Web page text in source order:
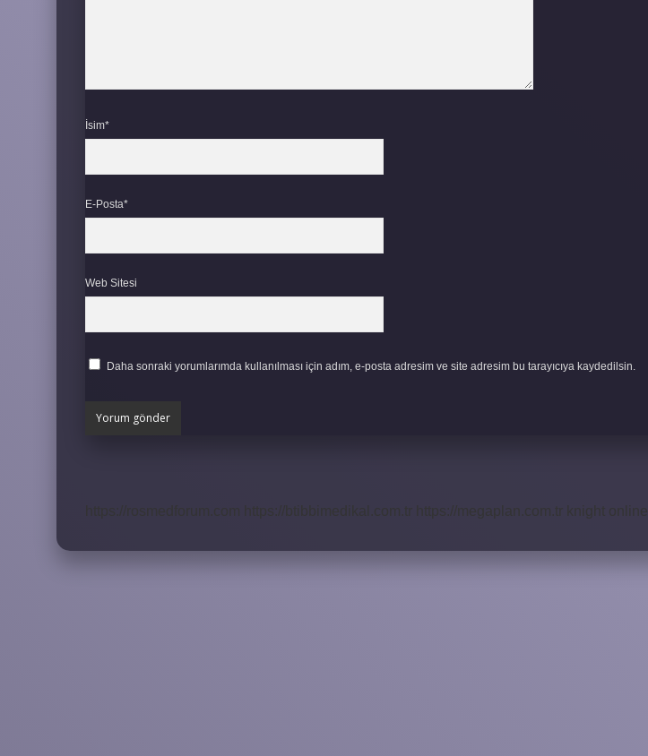
İsim*
E-Posta*
Web Sitesi
Daha sonraki yorumlarımda kullanılması için adım, e-posta adresim ve site adresim bu tarayıcıya kaydedilsin.
https://rosmedforum.com https://btibbimedikal.com.tr https://megaplan.com.tr knight online